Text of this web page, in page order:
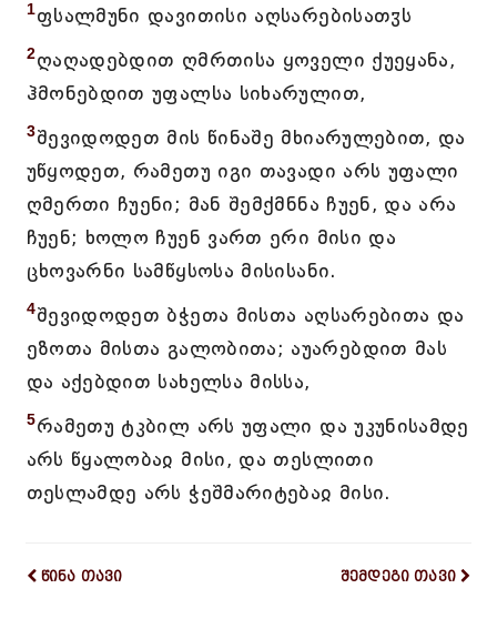
1ფსალმუნი დავითისი აღსარებისათჳს
2ღაღადებდით ღმრთისა ყოველი ქუეყანა,
ჰმონებდით უფალსა სიხარულით,
3შევიდოდეთ მის წინაშე მხიარულებით, და
უწყოდეთ, რამეთუ იგი თავადი არს უფალი
ღმერთი ჩუენი; მან შემქმნნა ჩუენ, და არა
ჩუენ; ხოლო ჩუენ ვართ ერი მისი და
ცხოვარნი სამწყსოსა მისისანი.
4შევიდოდეთ ბჭეთა მისთა აღსარებითა და
ეზოთა მისთა გალობითა; აუარებდით მას
და აქებდით სახელსა მისსა,
5რამეთუ ტკბილ არს უფალი და უკუნისამდე
არს წყალობაჲ მისი, და თესლითი
თესლამდე არს ჭეშმარიტებაჲ მისი.
წინა თავი შემდეგი თავი